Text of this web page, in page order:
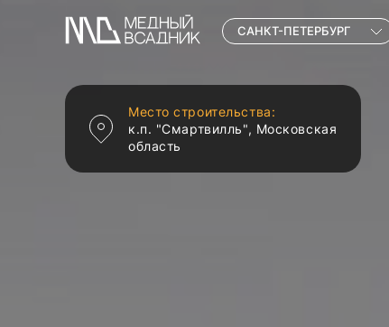
САНКТ-ПЕТЕРБУРГ
Место строительства:
к.п. "Смартвилль", Московская
область